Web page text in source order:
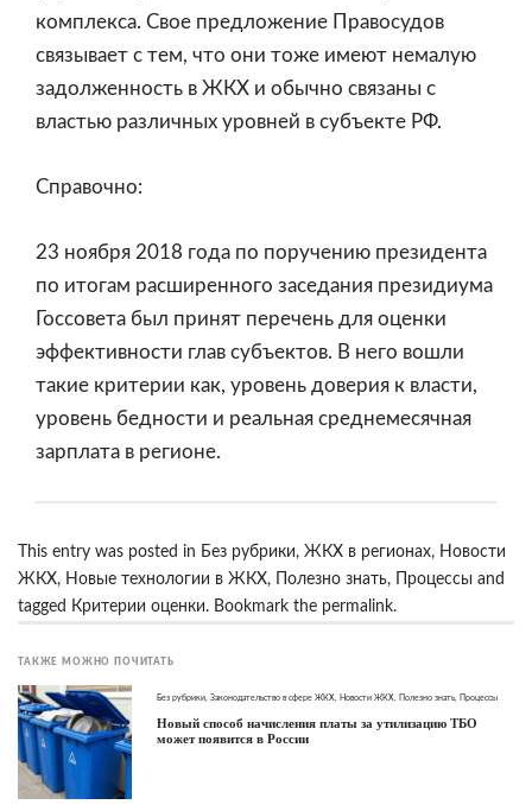
комплекса. Свое предложение Правосудов
связывает с тем, что они тоже имеют немалую
задолженность в ЖКХ и обычно связаны с
властью различных уровней в субъекте РФ.
Справочно:
23 ноября 2018 года по поручению президента
по итогам расширенного заседания президиума
Госсовета был принят перечень для оценки
эффективности глав субъектов. В него вошли
такие критерии как, уровень доверия к власти,
уровень бедности и реальная среднемесячная
зарплата в регионе.
This entry was posted in Без рубрики, ЖКХ в регионах, Новости
ЖКХ, Новые технологии в ЖКХ, Полезно знать, Процессы and
tagged Критерии оценки. Bookmark the permalink.
ТАКЖЕ МОЖНО ПОЧИТАТЬ
Без рубрики Законодательство в сфере ЖКХ Новости ЖКХ Полезно знать, Процессы
Новый способ начисления платы за утилизацию ТБО
может появится в России